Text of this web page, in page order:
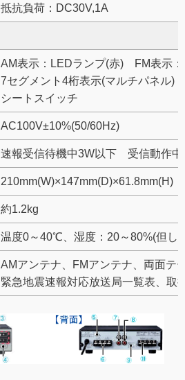
抵抗負荷：DC30V,1A
AM表示：LEDランプ(赤) FM表示：
7セグメント4桁表示(マルチパネル)
シートスイッチ
AC100V±10%(50/60Hz)
速報受信待機中3W以下 受信動作中
約1.2kg
温度0～40℃、湿度：20～80%(但し
AMアンテナ、FMアンテナ、両面テ
緊急地震速報対応放送局一覧表、取